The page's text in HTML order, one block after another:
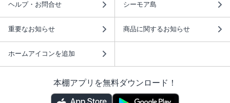
ヘルプ・お問合せ シーモア島
重要なお知らせ 商品に関するお知らせ
ホームアイコンを追加
本棚アプリを無料ダウンロード！